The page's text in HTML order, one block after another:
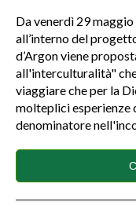
Da venerdì 29
all’interno del
d’Argon viene
all'interculturalità"
viaggiare che per la
molteplici esperienze
denominatore